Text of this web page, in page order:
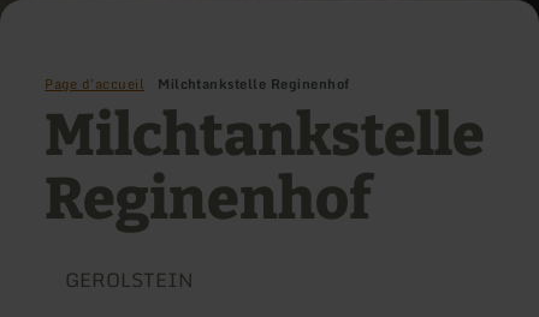
Page d'accueil Milchtankstelle Reginenhof
Milchtankstelle
Reginenhof
GEROLSTEIN